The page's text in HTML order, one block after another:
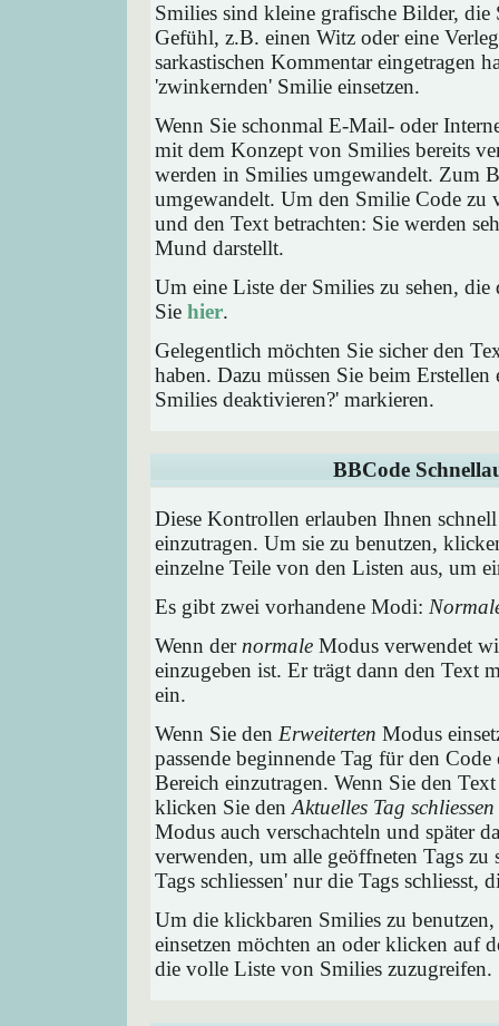
Smilies sind kleine grafische Bilder,
Gefühl, z.B. einen Witz oder eine
sarkastischen Kommentar eingetragen
'zwinkernden' Smilie einsetzen.
Wenn Sie schonmal E-Mail- oder
mit dem Konzept von Smilies bereits
werden in Smilies umgewandelt. Zum
umgewandelt. Um den Smilie Code zu
und den Text betrachten: Sie werden
Mund darstellt.
Um eine Liste der Smilies zu sehen,
Sie hier.
Gelegentlich möchten Sie sicher den
haben. Dazu müssen Sie beim
Smilies deaktivieren?' markieren.
BBCode
Diese Kontrollen erlauben Ihnen
einzutragen. Um sie zu benutzen,
einzelne Teile von den Listen aus, um
Es gibt zwei vorhandene Modi:
Wenn der normale Modus verwendet
einzugeben ist. Er trägt dann den Text
ein.
Wenn Sie den Erweiterten Modus
passende beginnende Tag für den
Bereich einzutragen. Wenn Sie den
klicken Sie den Aktuelles Tag schliessen
Modus auch verschachteln und später
verwenden, um alle geöffneten Tags
Tags schliessen' nur die Tags
Um die klickbaren Smilies zu
einsetzen möchten an oder klicken auf
die volle Liste von Smilies zuzugreifen.